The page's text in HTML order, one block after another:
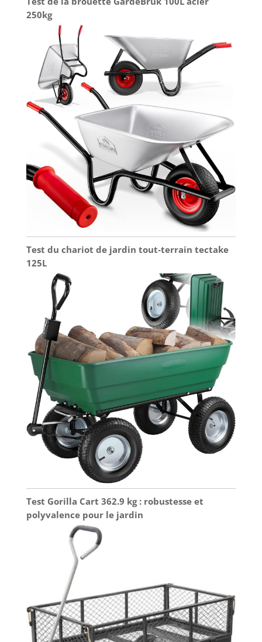
250kg
Test du chariot de jardin tout-terrain tectake
125L
Test Gorilla Cart 362.9 kg : robustesse et
polyvalence pour le jardin